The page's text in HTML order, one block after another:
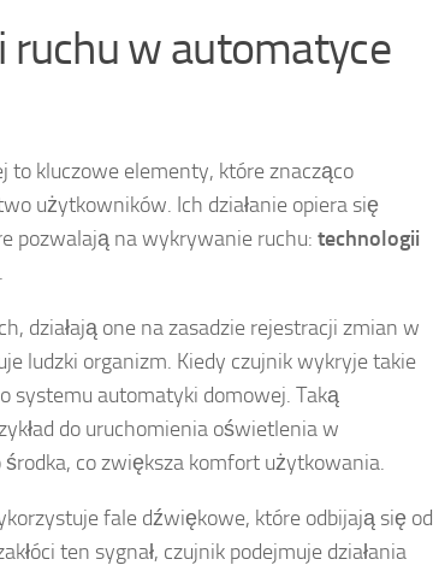
ruchu w automatyce
to kluczowe elementy, które znacząco
użytkowników. Ich działanie opiera się
pozwalają na wykrywanie ruchu: technologii
.
działają one na zasadzie rejestracji zmian w
ludzki organizm. Kiedy czujnik wykryje takie
systemu automatyki domowej. Taką
do uruchomienia oświetlenia w
co zwiększa komfort użytkowania.
fale dźwiękowe, które odbijają się od
ten sygnał, czujnik podejmuje działania